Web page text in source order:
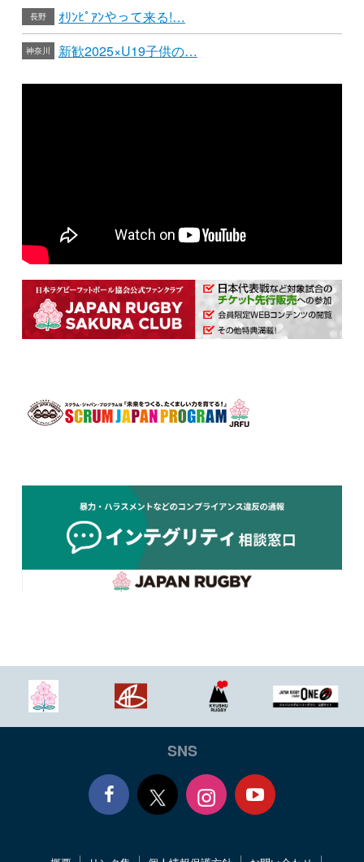
長野 ｵﾘﾝﾋﾟｱﾝやって来る!…
神奈川 新歓2025×U19子供の…
SNS